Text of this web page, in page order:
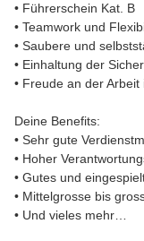
• Führerschein Kat. B
• Teamwork und
• Saubere und
• Einhaltung der
• Freude an der Arbeit
Deine Benefits:
• Sehr gute
• Hoher
• Gutes und
• Mittelgrosse bis
• Und vieles mehr…